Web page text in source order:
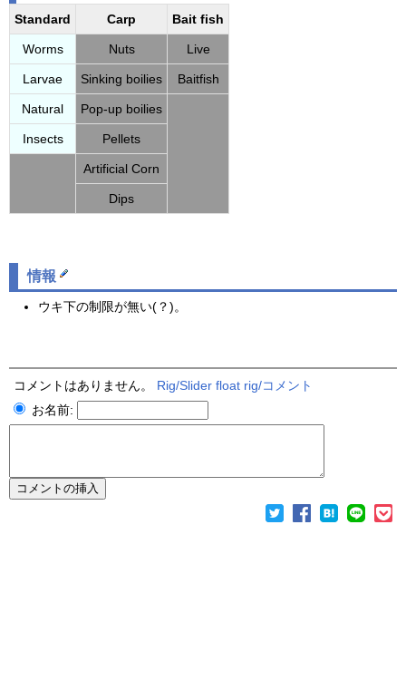
Standard Carp Bait fish
Worms Nuts Live
Larvae Sinking boilies Baitfish
Natural Pop-up boilies
Insects Pellets
Artificial Corn
Dips
情報
ウキ下の制限が無い(？)。
コメントはありません。 Rig/Slider float rig/コメント
お名前: